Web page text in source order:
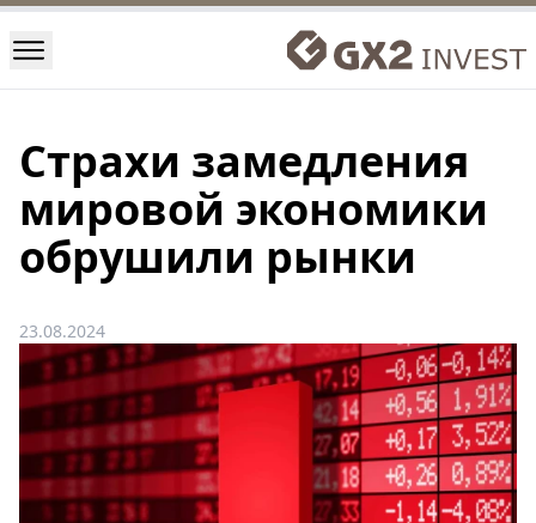
Страхи замедления
мировой экономики
обрушили рынки
23.08.2024